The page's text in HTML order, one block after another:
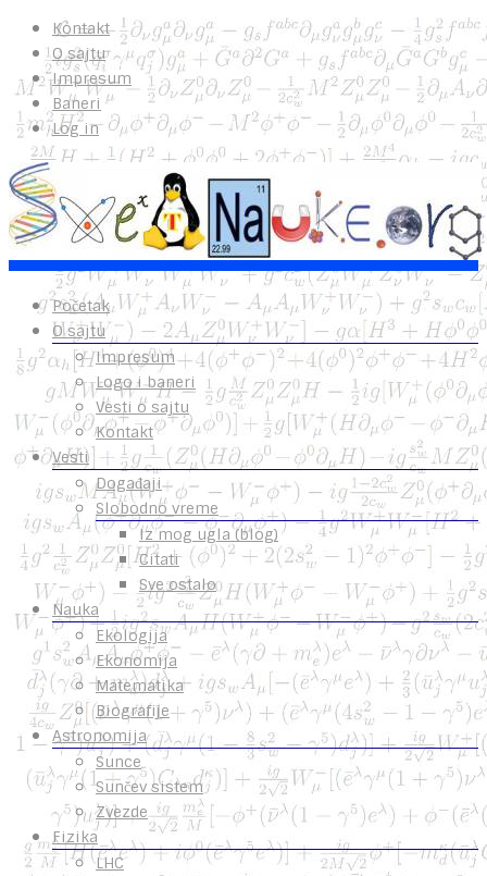
Kontakt
O sajtu
Impresum
Baneri
Log in
Početak
O sajtu
Impresum
Logo i baneri
Vesti o sajtu
Kontakt
Vesti
Događaji
Slobodno vreme
Iz mog ugla (blog)
Citati
Sve ostalo
Nauka
Ekologija
Ekonomija
Matematika
Biografije
Astronomija
Sunce
Sunčev sistem
Zvezde
Fizika
LHC